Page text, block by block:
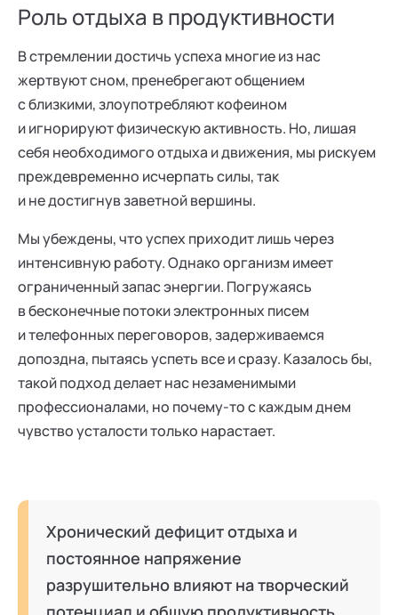
Роль отдыха в продуктивности
В стремлении достичь успеха многие из нас
жертвуют сном, пренебрегают общением
с близкими, злоупотребляют кофеином
и игнорируют физическую активность. Но, лишая
себя необходимого отдыха и движения, мы рискуем
преждевременно исчерпать силы, так
и не достигнув заветной вершины.
Мы убеждены, что успех приходит лишь через
интенсивную работу. Однако организм имеет
ограниченный запас энергии. Погружаясь
в бесконечные потоки электронных писем
и телефонных переговоров, задерживаемся
допоздна, пытаясь успеть все и сразу. Казалось бы,
такой подход делает нас незаменимыми
профессионалами, но почему-то с каждым днем
чувство усталости только нарастает.
Хронический дефицит отдыха и
постоянное напряжение
разрушительно влияют на творческий